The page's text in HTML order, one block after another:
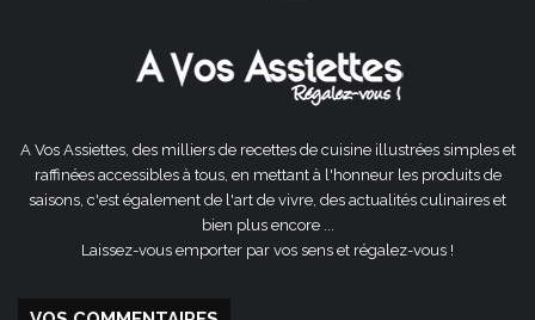
A Vos Assiettes, des milliers de recettes de cuisine illustrées simples et
raffinées accessibles à tous, en mettant à l'honneur les produits de
saisons, c'est également de l'art de vivre, des actualités culinaires et
bien plus encore ...
Laissez-vous emporter par vos sens et régalez-vous !